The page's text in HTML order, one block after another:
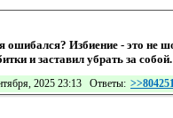
ошибался? Избиение - это не
и заставил убрать за
2025 23:13 Ответы: >>804251